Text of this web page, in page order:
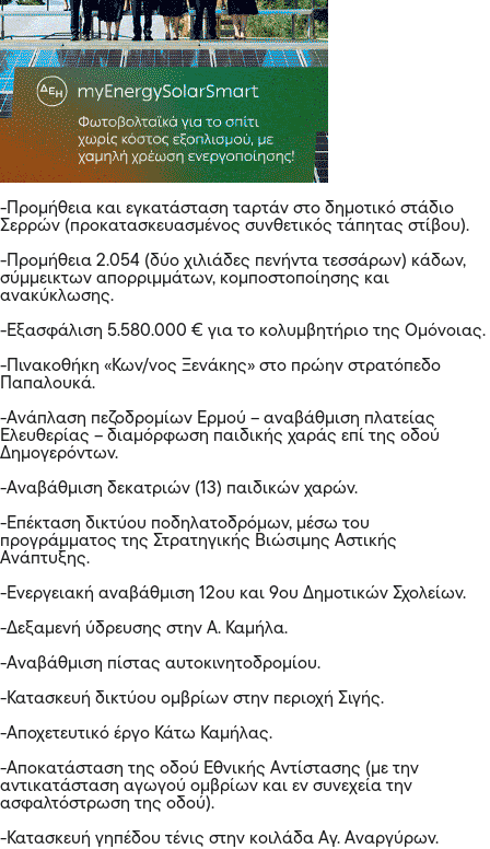
-Προμήθεια και εγκατάσταση ταρτάν στο δημοτικό στάδιο
Σερρών (προκατασκευασμένος συνθετικός τάπητας στίβου).
-Προμήθεια 2.054 (δύο χιλιάδες πενήντα τεσσάρων) κάδων,
σύμμεικτων απορριμμάτων, κομποστοποίησης και
ανακύκλωσης.
-Εξασφάλιση 5.580.000 € για το κολυμβητήριο της Ομόνοιας.
-Πινακοθήκη «Κων/νος Ξενάκης» στο πρώην στρατόπεδο
Παπαλουκά.
-Ανάπλαση πεζοδρομίων Ερμού – αναβάθμιση πλατείας
Ελευθερίας – διαμόρφωση παιδικής χαράς επί της οδού
Δημογερόντων.
-Αναβάθμιση δεκατριών (13) παιδικών χαρών.
-Επέκταση δικτύου ποδηλατοδρόμων, μέσω του
προγράμματος της Στρατηγικής Βιώσιμης Αστικής
Ανάπτυξης.
-Ενεργειακή αναβάθμιση 12ου και 9ου Δημοτικών Σχολείων.
-Δεξαμενή ύδρευσης στην Α. Καμήλα.
-Αναβάθμιση πίστας αυτοκινητοδρομίου.
-Κατασκευή δικτύου ομβρίων στην περιοχή Σιγής.
-Αποχετευτικό έργο Κάτω Καμήλας.
-Αποκατάσταση της οδού Εθνικής Αντίστασης (με την
αντικατάσταση αγωγού ομβρίων και εν συνεχεία την
ασφαλτόστρωση της οδού).
-Κατασκευή γηπέδου τένις στην κοιλάδα Αγ. Αναργύρων.